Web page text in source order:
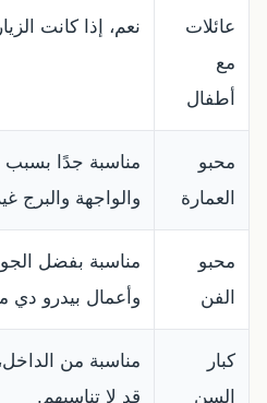
عائلات
مع
أطفال
نعم، إذا كانت
محبو
العمارة
مناسبة جدًا بسبب
والواجهة والبرج
محبو
الفن
مناسبة بفضل
وأعمال بيدرو دي
كبار
السن
مناسبة من
قد لا تناسبهم.